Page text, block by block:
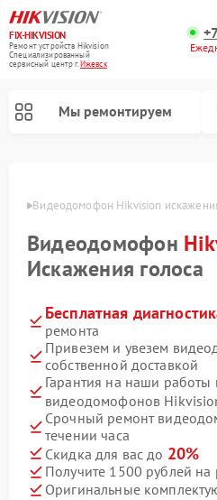
FIX-HIKVISION
Ремонт устройств Hikvision
Специализированный
cервисный центр г.Ижевск
Мы ремонтируем
Видеодомофон Hikvision
Видеодомофон
Искажения голоса
Бесплатная
ремонта
Привезем и увезем
собственной доставкой
Гарантия на наши работы
видеодомофонов
Срочный ремонт
течении часа
Скидка для вас до 20%
Получите 1500 рублей на
Оригинальные